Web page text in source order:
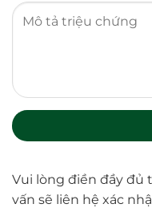
Vui lòng điền đầy
vấn sẽ liên hệ xác